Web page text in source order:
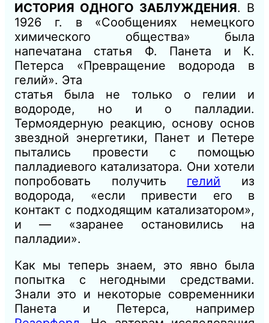
ИСТОРИЯ ОДНОГО ЗАБЛУЖДЕНИЯ. В
1926 г. в «Сообщениях немецкого
химического общества» была
напечатана статья Ф. Панета и К.
Петерса «Превращение водорода в
гелий». Эта
статья была не только о гелии и
водороде, но и о палладии.
Термоядерную реакцию, основу основ
звездной энергетики, Панет и Петере
пытались провести с помощью
палладиевого катализатора. Они хотели
попробовать получить гелий из
водорода, «если привести его в
контакт с подходящим катализатором»,
и — «заранее остановились на
палладии».
Как мы теперь знаем, это явно была
попытка с негодными средствами.
Знали это и некоторые современники
Панета и Петерса, например